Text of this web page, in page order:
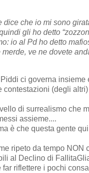
dice che io mi sono
gli ho detto
io al Pd ho detto
ve ne dovete
ci governa insieme
contestazioni (degli altri)
di surrealismo che
assieme....
è che questa gente
ripeto da tempo NON
al Declino di
far riflettere i pochi